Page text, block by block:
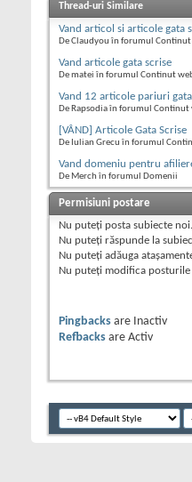
Thread-uri Similare
Vand articol si articole gata
De Claudyou în forumul
Vand articole gata scrise
De matei în forumul Continut
Vand 12 articole pariuri
De Rapsodia în forumul Continut
[VÂND] Articole Gata Scrise
De Iulian Grecu în forumul
Vand domeniu pentru
De Merch în forumul Domenii
Permisiuni postare
Nu puteţi posta subiecte noi.
Nu puteţi răspunde la
Nu puteţi adăuga
Nu puteţi modifica
Pingbacks are
Inactiv
Refbacks are Activ